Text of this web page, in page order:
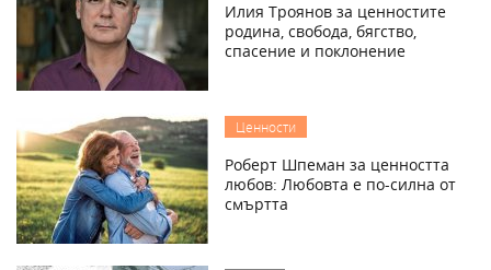
Илия Троянов за ценностите
родина, свобода, бягство,
спасение и поклонение
Ценности
Роберт Шпеман за ценността
любов: Любовта е по-силна от
смъртта